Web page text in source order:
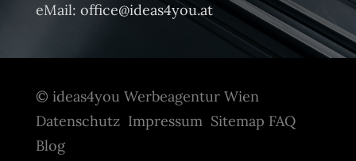
eMail: office@ideas4you.at
© ideas4you Werbeagentur Wien
Datenschutz Impressum Sitemap FAQ
Blog